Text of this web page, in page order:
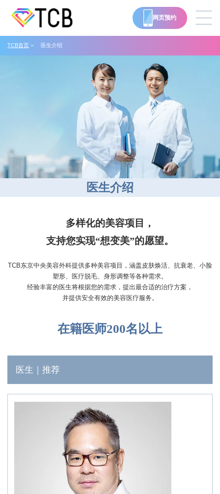
网页预约
Language
案例一览
关于TCB
免费咨询
网页预约
男性专用页面
医疗脱毛 美容皮肤科
TCB首页 医生介绍
医生介绍
多样化的美容项目，
支持您实现“想变美”的愿望。
TCB东京中央美容外科提供多种美容项目，涵盖皮肤焕活、抗衰老、小脸
塑形、医疗脱毛、身形调整等各种需求。
经验丰富的医生将根据您的需求，提出最合适的治疗方案，
并提供安全有效的美容医疗服务。
在籍医师200名以上
医生｜推荐